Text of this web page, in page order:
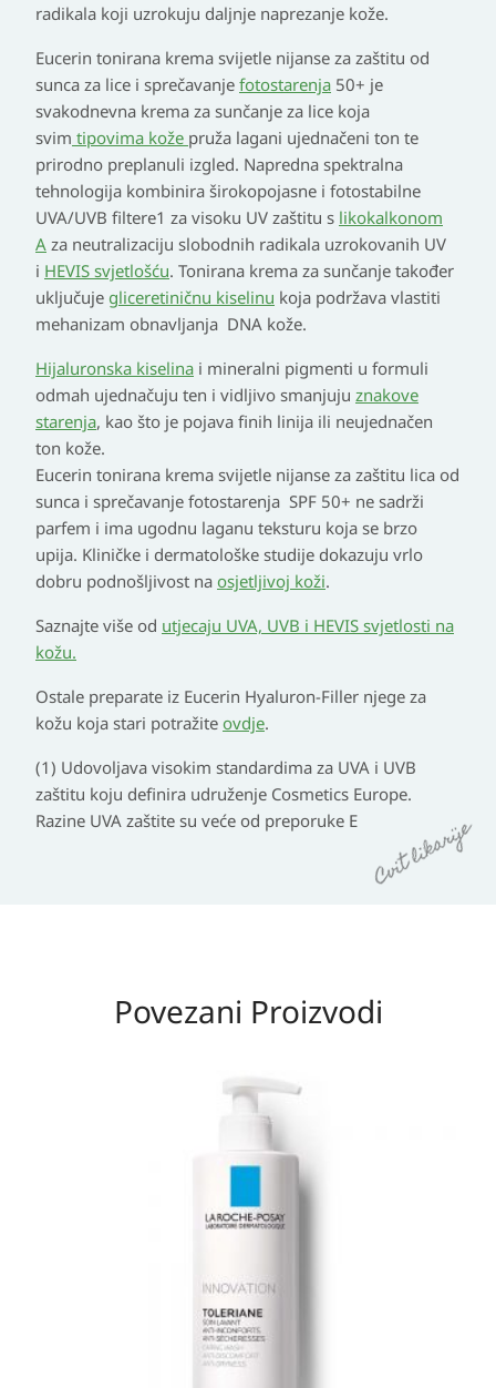
radikala koji uzrokuju daljnje naprezanje kože.
Eucerin tonirana krema svijetle nijanse za zaštitu od
sunca za lice i sprečavanje fotostarenja 50+ je
svakodnevna krema za sunčanje za lice koja
svim tipovima kože pruža lagani ujednačeni ton te
prirodno preplanuli izgled. Napredna spektralna
tehnologija kombinira širokopojasne i fotostabilne
UVA/UVB filtere1 za visoku UV zaštitu s likokalkonom
A za neutralizaciju slobodnih radikala uzrokovanih UV
i HEVIS svjetlošću. Tonirana krema za sunčanje također
uključuje gliceretiničnu kiselinu koja podržava vlastiti
mehanizam obnavljanja DNA kože.
Hijaluronska kiselina i mineralni pigmenti u formuli
odmah ujednačuju ten i vidljivo smanjuju znakove
starenja, kao što je pojava finih linija ili neujednačen
ton kože.
Eucerin tonirana krema svijetle nijanse za zaštitu lica od
sunca i sprečavanje fotostarenja SPF 50+ ne sadrži
parfem i ima ugodnu laganu teksturu koja se brzo
upija. Kliničke i dermatološke studije dokazuju vrlo
dobru podnošljivost na osjetljivoj koži.
Saznajte više od utjecaju UVA, UVB i HEVIS svjetlosti na
kožu.
Ostale preparate iz Eucerin Hyaluron-Filler njege za
kožu koja stari potražite ovdje.
(1) Udovoljava visokim standardima za UVA i UVB
zaštitu koju definira udruženje Cosmetics Europe.
Razine UVA zaštite su veće od preporuke E
Povezani Proizvodi